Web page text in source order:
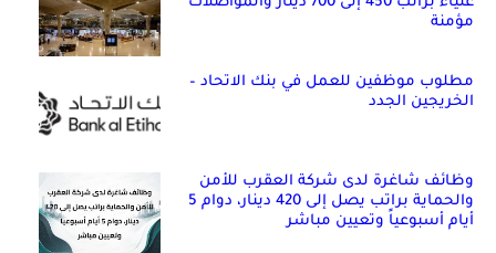
مؤمنة
مطلوب موظفين للعمل في بنك الاتحاد –
الخريجين الجدد
وظائف شاغرة لدى شركة العقرب للأمن
والحماية براتب يصل إلى 420 دينار، دوام 5
أيام أسبوعياً وتعيين مباشر